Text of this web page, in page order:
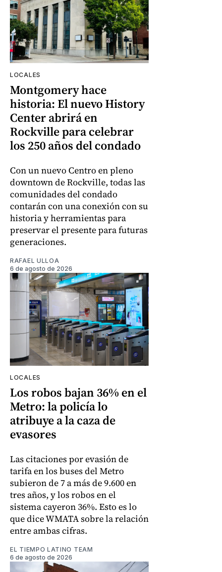
LOCALES
Montgomery hace
historia: El nuevo History
Center abrirá en
Rockville para celebrar
los 250 años del condado
Con un nuevo Centro en pleno
downtown de Rockville, todas las
comunidades del condado
contarán con una conexión con su
historia y herramientas para
preservar el presente para futuras
generaciones.
RAFAEL ULLOA
6 de agosto de 2026
LOCALES
Los robos bajan 36% en el
Metro: la policía lo
atribuye a la caza de
evasores
Las citaciones por evasión de
tarifa en los buses del Metro
subieron de 7 a más de 9.600 en
tres años, y los robos en el
sistema cayeron 36%. Esto es lo
que dice WMATA sobre la relación
entre ambas cifras.
EL TIEMPO LATINO TEAM
6 de agosto de 2026